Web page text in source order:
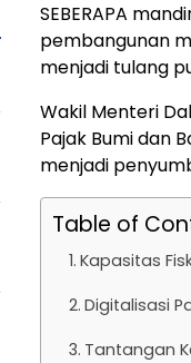
SEBERAPA
pembangunan
menjadi tulang
Wakil Menteri
Pajak Bumi dan
menjadi
Table of
Kapasitas
Digitalisasi
Tantangan